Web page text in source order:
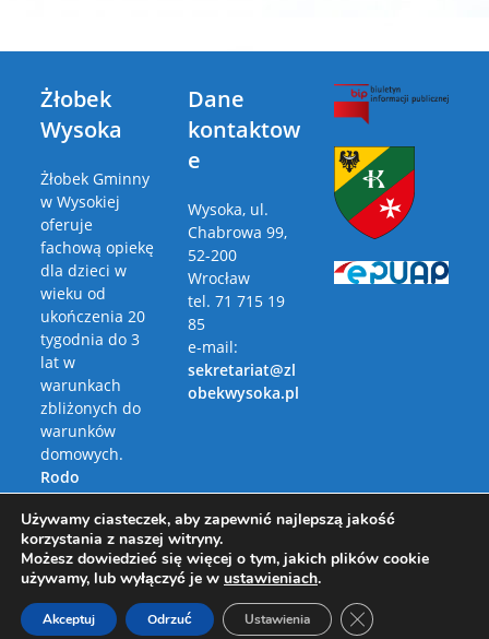
Żłobek
Wysoka
Żłobek Gminny
w Wysokiej
oferuje
fachową opiekę
dla dzieci w
wieku od
ukończenia 20
tygodnia do 3
lat w
warunkach
zbliżonych do
warunków
domowych.
Rodo
Polityka
Prywatności
Dane
kontaktow
e
Wysoka, ul.
Chabrowa 99,
52-200
Wrocław
tel. 71 715 19
85
e-mail:
sekretariat@zl
obekwysoka.pl
Copyright 2026 - Żłobek Gminny w Wysokiej
Używamy ciasteczek, aby zapewnić najlepszą jakość
korzystania z naszej witryny.
Możesz dowiedzieć się więcej o tym, jakich plików cookie
używamy, lub wyłączyć je w ustawieniach.
Akceptuj Odrzuć Ustawienia Zamknij panel